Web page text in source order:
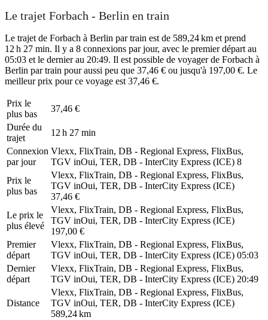
Le trajet Forbach - Berlin en train
Le trajet de Forbach à Berlin par train est de 589,24 km et prend
12 h 27 min. Il y a 8 connexions par jour, avec le premier départ au
05:03 et le dernier au 20:49. Il est possible de voyager de Forbach à
Berlin par train pour aussi peu que 37,46 € ou jusqu'à 197,00 €. Le
meilleur prix pour ce voyage est 37,46 €.
Prix ​​le
plus bas
37,46 €
Durée du
trajet
12 h 27 min
Connexion
par jour
Vlexx, FlixTrain, DB - Regional Express, FlixBus,
TGV inOui, TER, DB - InterCity Express (ICE) 8
Prix ​​le
plus bas
Vlexx, FlixTrain, DB - Regional Express, FlixBus,
TGV inOui, TER, DB - InterCity Express (ICE)
37,46 €
Le prix le
plus élevé
Vlexx, FlixTrain, DB - Regional Express, FlixBus,
TGV inOui, TER, DB - InterCity Express (ICE)
197,00 €
Premier
départ
Vlexx, FlixTrain, DB - Regional Express, FlixBus,
TGV inOui, TER, DB - InterCity Express (ICE) 05:03
Dernier
départ
Vlexx, FlixTrain, DB - Regional Express, FlixBus,
TGV inOui, TER, DB - InterCity Express (ICE) 20:49
Distance
Vlexx, FlixTrain, DB - Regional Express, FlixBus,
TGV inOui, TER, DB - InterCity Express (ICE)
589,24 km